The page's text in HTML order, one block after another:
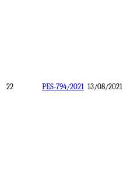
22 PES-794/2021 13/08/2021